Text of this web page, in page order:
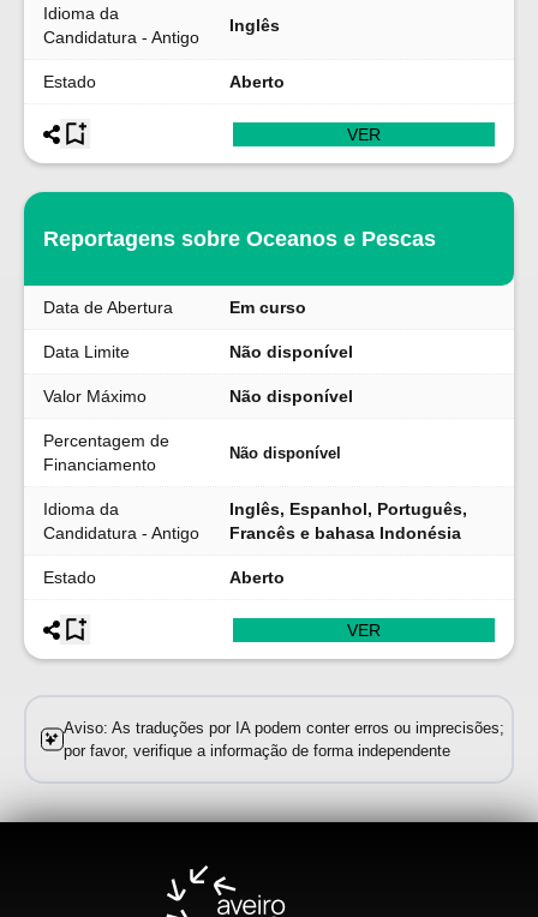
Idioma da
Candidatura - Antigo
Inglês
Estado Aberto
VER
Reportagens sobre Oceanos e Pescas
Data de Abertura Em curso
Data Limite Não disponível
Valor Máximo Não disponível
Percentagem de
Financiamento
Não disponível
Idioma da
Candidatura - Antigo
Inglês, Espanhol, Português,
Francês e bahasa Indonésia
Estado Aberto
VER
Aviso: As traduções por IA podem conter erros ou imprecisões;
por favor, verifique a informação de forma independente